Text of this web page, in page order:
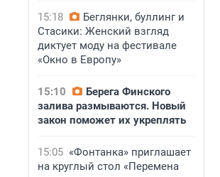
15:18
Беглянки, буллинг и
Стасики: Женский взгляд
диктует моду на фестивале
«Окно в Европу»
15:10
Берега Финского
залива размываются. Новый
закон поможет их укреплять
15:05 «Фонтанка» приглашает
на круглый стол «Перемена